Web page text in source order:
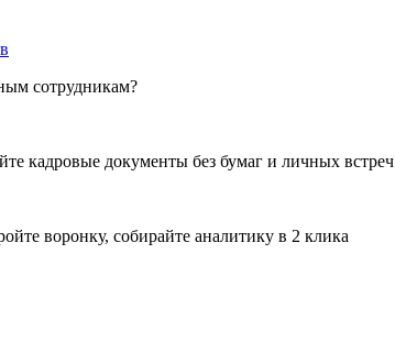
сотрудникам?
кадровые документы без бумаг и личных встреч
воронку, собирайте аналитику в 2 клика